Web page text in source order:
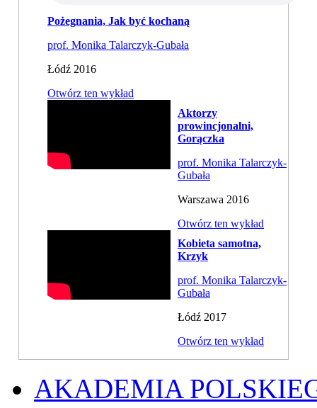
Pożegnania, Jak być kochaną
prof. Monika Talarczyk-Gubała
Łódź 2016
Otwórz ten wykład
Aktorzy
prowincjonalni,
Gorączka
prof. Monika Talarczyk-
Gubała
Warszawa 2016
Otwórz ten wykład
Kobieta samotna,
Krzyk
prof. Monika Talarczyk-
Gubała
Łódź 2017
Otwórz ten wykład
AKADEMIA